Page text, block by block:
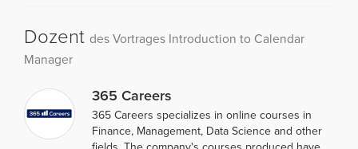
Dozent des Vortrages Introduction to Calendar
Manager
365 Careers
365 Careers specializes in online courses in
Finance, Management, Data Science and other